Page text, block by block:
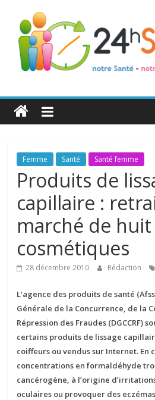
24h
Santé
La
santé
toute
famille
Femme Santé Santé femme
Produits de
capillaire :
marché de huit
cosmétiques
28 décembre 2010 Rédaction
L’agence des produits de santé
Générale de la Concurrence, de la
Répression des Fraudes (DGCCRF)
certains produits de lissage
coiffeurs ou vendus sur Internet. En
concentrations en formaldéhyde
cancérogène, à l’origine
oculaires ou provoquer des